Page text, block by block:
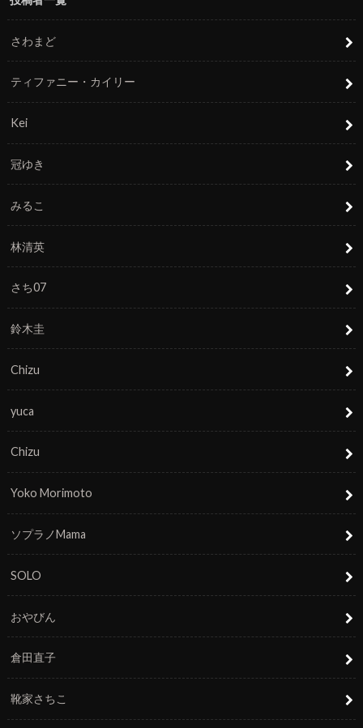
さわまど
ティファニー・カイリー
Kei
冠ゆき
みるこ
林清英
さち07
鈴木圭
Chizu
yuca
Chizu
Yoko Morimoto
ソプラノMama
SOLO
おやびん
倉田直子
靴家さちこ